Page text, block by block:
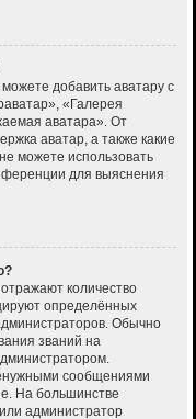
добавить аватару с
«Галерея
аватара». От
аватар, а также какие
можете использовать
для выяснения
количество
определённых
Обычно
званий на
сообщениями
На большинстве
администратор